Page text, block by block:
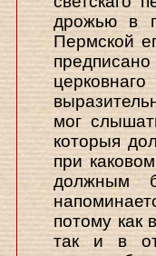
дрожью в
Пермской
мог
которыя
при
должным
потому как
так и в